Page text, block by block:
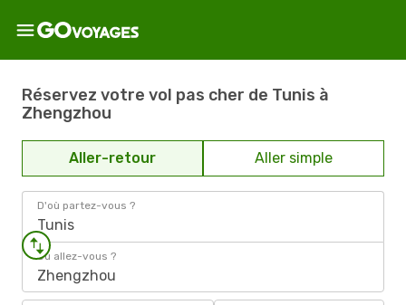
Réservez votre vol pas cher de Tunis à
Zhengzhou
Aller-retour Aller simple
D'où partez-vous ?
Tunis
Où allez-vous ?
Zhengzhou